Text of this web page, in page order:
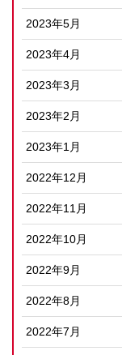
2023年5月
2023年4月
2023年3月
2023年2月
2023年1月
2022年12月
2022年11月
2022年10月
2022年9月
2022年8月
2022年7月